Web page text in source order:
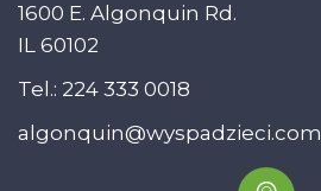
1600 E. Algonquin Rd.
IL 60102
Tel.: 224 333 0018
algonquin@wyspadzieci.com